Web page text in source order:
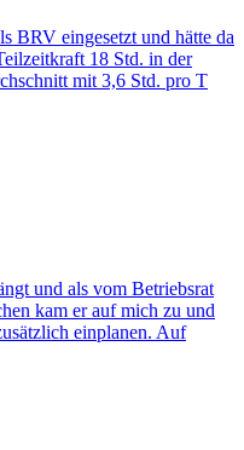
BRV eingesetzt und hätte da
18 Std. in der
mit 3,6 Std. pro T
und als vom Betriebsrat
kam er auf mich zu und
einplanen. Auf